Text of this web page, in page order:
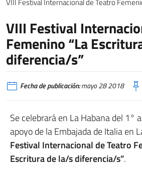
VIII Festival
Femenino “La
diferencia/s”
Fecha de publicación:mayo 28 2018
Se celebrará en La Habana del 1°
apoyo de la Embajada de Italia en
Festival Internacional de Teatro
Escritura de la/s diferencia/s”.